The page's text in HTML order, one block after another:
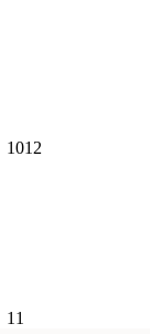
1012
11